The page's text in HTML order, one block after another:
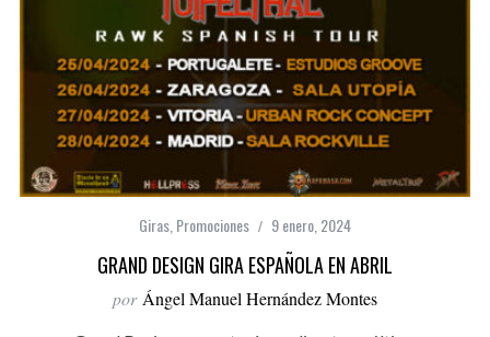
Giras Promociones 9 enero, 2024
GRAND DESIGN GIRA ESPAÑOLA EN ABRIL
por Ángel Manuel Hernández Montes